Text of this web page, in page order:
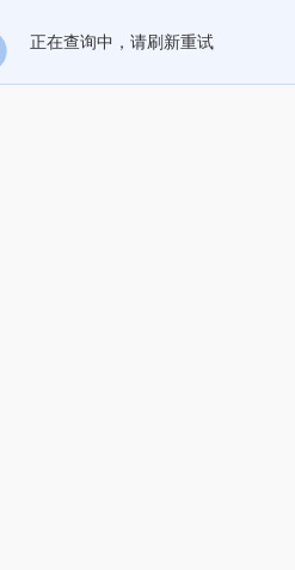
正在查询中，请刷新重试